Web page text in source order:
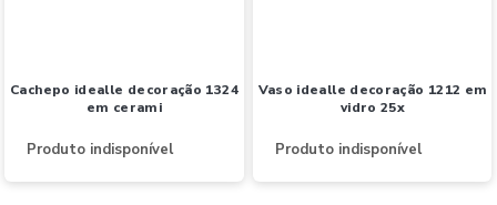
cachepo idealle decoração 1324
em cerami
Produto indisponível
vaso idealle decoração 1212 em
vidro 25x
Produto indisponível